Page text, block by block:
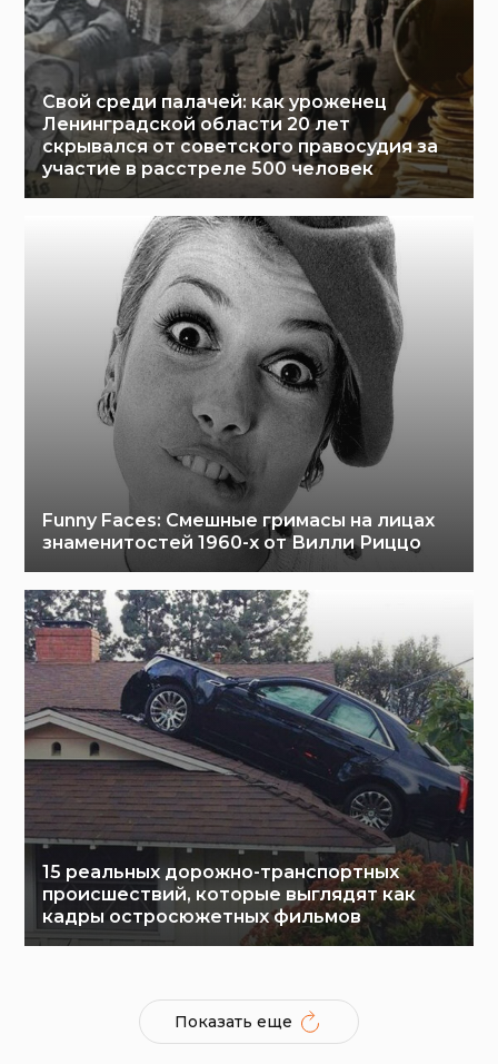
Свой среди палачей: как уроженец
Ленинградской области 20 лет
скрывался от советского правосудия за
участие в расстреле 500 человек
Funny Faces: Cмешные гримасы на лицах
знаменитостей 1960-х от Вилли Риццо
15 реальных дорожно-транспортных
происшествий, которые выглядят как
кадры остросюжетных фильмов
Показать еще